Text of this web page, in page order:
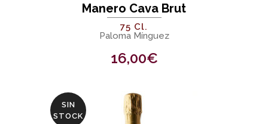
Manero Cava Brut
75 Cl.
Paloma Mínguez
16,00€
SIN
STOCK